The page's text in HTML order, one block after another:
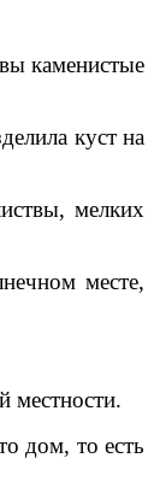
каменистые
куст на
мелких
месте,
местности.
дом, то есть